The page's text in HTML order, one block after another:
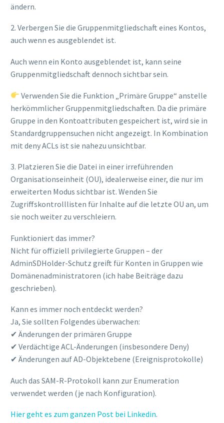
ändern.
2. Verbergen Sie die Gruppenmitgliedschaft eines Kontos,
auch wenn es ausgeblendet ist.
Auch wenn ein Konto ausgeblendet ist, kann seine
Gruppenmitgliedschaft dennoch sichtbar sein.
Verwenden Sie die Funktion „Primäre Gruppe“ anstelle
herkömmlicher Gruppenmitgliedschaften. Da die primäre
Gruppe in den Kontoattributen gespeichert ist, wird sie in
Standardgruppensuchen nicht angezeigt. In Kombination
mit deny ACLs ist sie nahezu unsichtbar.
3. Platzieren Sie die Datei in einer irreführenden
Organisationseinheit (OU), idealerweise einer, die nur im
erweiterten Modus sichtbar ist. Wenden Sie
Zugriffskontrolllisten für Inhalte auf die letzte OU an, um
sie noch weiter zu verschleiern.
Funktioniert das immer?
Nicht für offiziell privilegierte Gruppen – der
AdminSDHolder-Schutz greift für Konten in Gruppen wie
Domänenadministratoren (ich habe Beiträge dazu
geschrieben).
Kann es immer noch entdeckt werden?
Ja, Sie sollten Folgendes überwachen:
✔ Änderungen der primären Gruppe
✔ Verdächtige ACL-Änderungen (insbesondere Deny)
✔ Änderungen auf AD-Objektebene (Ereignisprotokolle)
Auch das SAM-R-Protokoll kann zur Enumeration
verwendet werden (je nach Konfiguration).
Hier geht es zum ganzen Post bei Linkedin.